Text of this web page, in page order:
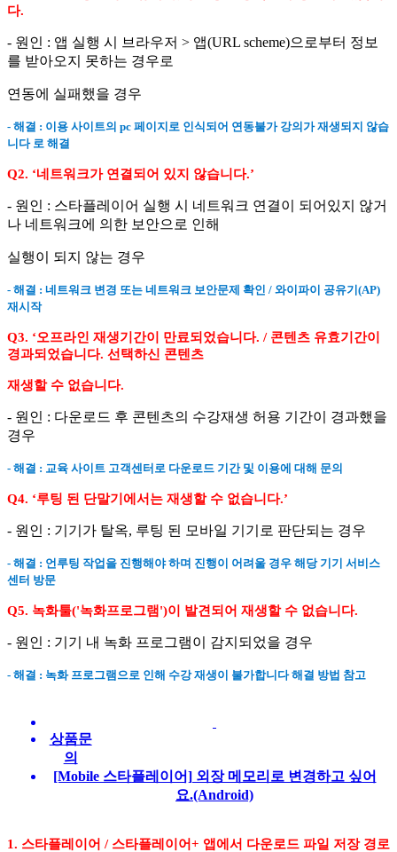
다.
- 원인 : 앱 실행 시 브라우저 > 앱(URL scheme)으로부터 정보
를 받아오지 못하는 경우로
연동에 실패했을 경우
- 해결 : 이용 사이트의 pc 페이지로 인식되어 연동불가 강의가 재생되지 않습
니다 로 해결
Q2. ‘네트워크가 연결되어 있지 않습니다.’
- 원인 : 스타플레이어 실행 시 네트워크 연결이 되어있지 않거
나 네트워크에 의한 보안으로 인해
실행이 되지 않는 경우
- 해결 : 네트워크 변경 또는 네트워크 보안문제 확인 / 와이파이 공유기(AP)
재시작
Q3. ‘오프라인 재생기간이 만료되었습니다. / 콘텐츠 유효기간이
경과되었습니다. 선택하신 콘텐츠
재생할 수 없습니다.
- 원인 : 다운로드 후 콘텐츠의 수강재생 허용 기간이 경과했을
경우
- 해결 : 교육 사이트 고객센터로 다운로드 기간 및 이용에 대해 문의
Q4. ‘루팅 된 단말기에서는 재생할 수 없습니다.’
- 원인 : 기기가 탈옥, 루팅 된 모바일 기기로 판단되는 경우
- 해결 : 언루팅 작업을 진행해야 하며 진행이 어려울 경우 해당 기기 서비스
센터 방문
Q5. 녹화툴('녹화프로그램')이 발견되어 재생할 수 없습니다.
- 원인 : 기기 내 녹화 프로그램이 감지되었을 경우
- 해결 : 녹화 프로그램으로 인해 수강 재생이 불가합니다 해결 방법 참고
상품문
의
[Mobile 스타플레이어] 외장 메모리로 변경하고 싶어
요.(Android)
1. 스타플레이어 / 스타플레이어+ 앱에서 다운로드 파일 저장 경로